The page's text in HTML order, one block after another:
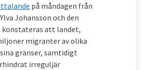
på måndagen från
Johansson och den
konstateras att landet,
migranter av olika
gränser, samtidigt
irreguljär